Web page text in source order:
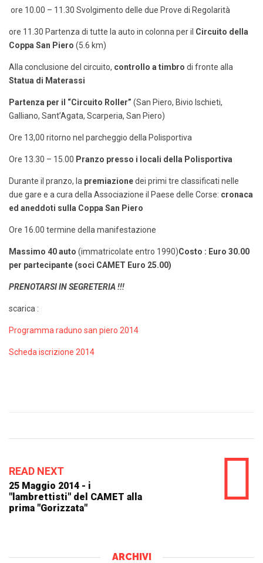
ore 10.00 – 11.30 Svolgimento delle due Prove di Regolarità
ore 11.30 Partenza di tutte la auto in colonna per il Circuito della
Coppa San Piero (5.6 km)
Alla conclusione del circuito, controllo a timbro di fronte alla
Statua di Materassi
Partenza per il “Circuito Roller” (San Piero, Bivio Ischieti,
Galliano, Sant’Agata, Scarperia, San Piero)
Ore 13,00 ritorno nel parcheggio della Polisportiva
Ore 13.30 – 15.00 Pranzo presso i locali della Polisportiva
Durante il pranzo, la premiazionedei primi tre classificati nelle
due gare e a cura della Associazione il Paese delle Corse: cronaca
ed aneddoti sulla Coppa San Piero
Ore 16.00 termine della manifestazione
Massimo 40 auto (immatricolate entro 1990)Costo : Euro 30.00
per partecipante (soci CAMET Euro 25.00)
PRENOTARSI IN SEGRETERIA !!!
scarica :
Programma raduno san piero 2014
Scheda iscrizione 2014
READ NEXT
25 Maggio 2014 - i
"lambrettisti" del CAMET alla
prima "Gorizzata"
ARCHIVI